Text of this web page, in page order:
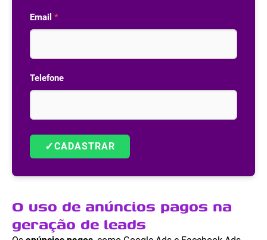
Email *
Telefone
✓CADASTRAR
O uso de anúncios pagos na
geração de leads